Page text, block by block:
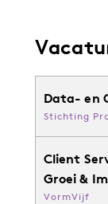
Data- en
Stichting
Client
Groei &
VormVijf